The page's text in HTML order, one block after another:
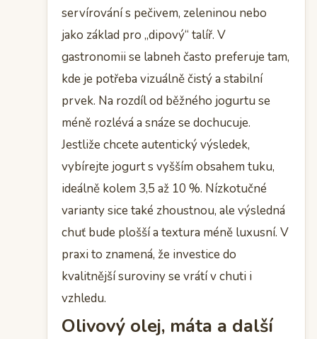
servírování s pečivem, zeleninou nebo
jako základ pro „dipový“ talíř. V
gastronomii se labneh často preferuje tam,
kde je potřeba vizuálně čistý a stabilní
prvek. Na rozdíl od běžného jogurtu se
méně rozlévá a snáze se dochucuje.
Jestliže chcete autentický výsledek,
vybírejte jogurt s vyšším obsahem tuku,
ideálně kolem 3,5 až 10 %. Nízkotučné
varianty sice také zhoustnou, ale výsledná
chuť bude plošší a textura méně luxusní. V
praxi to znamená, že investice do
kvalitnější suroviny se vrátí v chuti i
vzhledu.
Olivový olej, máta a další